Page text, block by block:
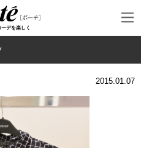
デを楽しく
2015.01.07